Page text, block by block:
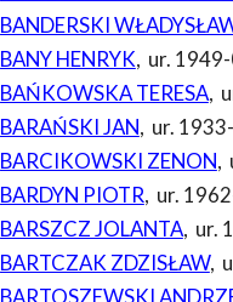
BANDERSKI
BANY HENRYK, ur.
BAŃKOWSKA TERESA,
BARAŃSKI JAN, ur.
BARCIKOWSKI ZENON,
BARDYN PIOTR, ur.
BARSZCZ JOLANTA, ur.
BARTCZAK ZDZISŁAW,
BARTOSZEWSKI